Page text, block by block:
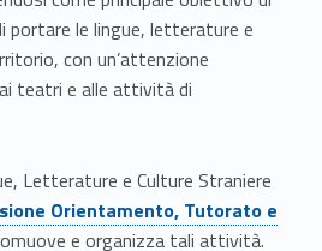
portare le lingue, letterature e
con un’attenzione
teatri e alle attività di
Letterature e Culture Straniere
Orientamento, Tutorato e
e organizza tali attività.